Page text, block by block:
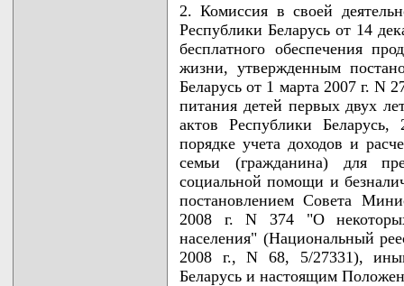
2. Комиссия в своей
Республики Беларусь от 14
бесплатного обеспечения
жизни, утвержденным
Беларусь от 1 марта 2007 г. N
питания детей первых двух
актов Республики
порядке учета доходов и
семьи (гражданина) для
социальной помощи и
постановлением Совета
2008 г. N 374 "О некоторых
населения" (Национальный
2008 г., N 68, 5/27331),
Беларусь и настоящим